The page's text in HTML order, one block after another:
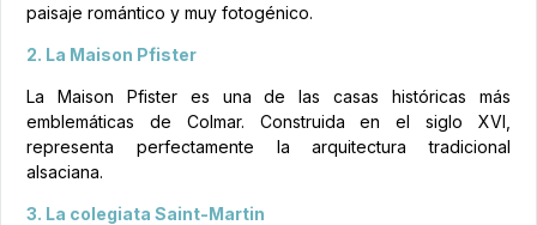
paisaje romántico y muy fotogénico.
2. La Maison Pfister
La Maison Pfister es una de las casas históricas más
emblemáticas de Colmar. Construida en el siglo XVI,
representa perfectamente la arquitectura tradicional
alsaciana.
3. La colegiata Saint-Martin